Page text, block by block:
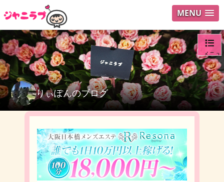
MENU
りぃぽんのブログ
メニュ
ログイ